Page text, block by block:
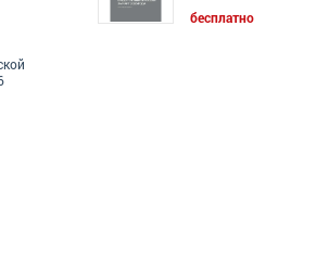
бесплатно